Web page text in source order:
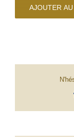
AJOUTER